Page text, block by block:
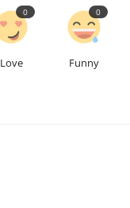
Love
0
Funny
0